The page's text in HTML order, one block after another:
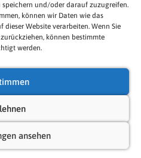
und/oder darauf zuzugreifen.
können wir Daten wie das
Website verarbeiten. Wenn Sie
können bestimmte
werden.
ansehen